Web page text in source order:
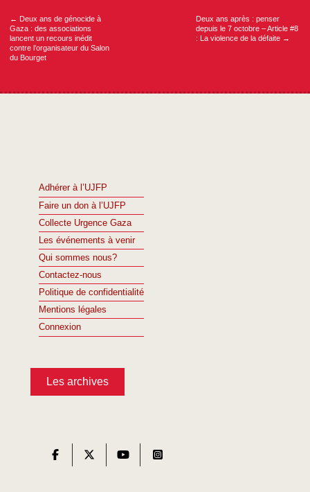
← Deux ans de génocide à
Gaza : des associations
lancent un recours inédit
contre l’organisateur du Salon
du Bourget
Deux ans après : penser
depuis le 7 octobre – Article #8
: La violence de la défaite →
Adhérer à l’UJFP
Faire un don à l’UJFP
Collecte Urgence Gaza
Les événements à venir
Qui sommes nous?
Contactez-nous
Politique de confidentialité
Mentions légales
Connexion
Les archives